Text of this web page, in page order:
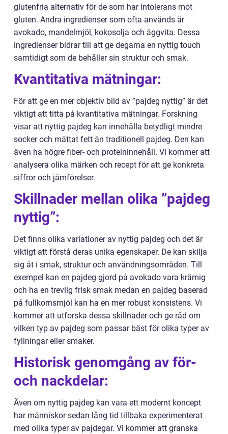
glutenfria alternativ för de som har intolerans mot
gluten. Andra ingredienser som ofta används är
avokado, mandelmjöl, kokosolja och äggvita. Dessa
ingredienser bidrar till att ge degarna en nyttig touch
samtidigt som de behåller sin struktur och smak.
Kvantitativa mätningar:
För att ge en mer objektiv bild av ”pajdeg nyttig” är det
viktigt att titta på kvantitativa mätningar. Forskning
visar att nyttig pajdeg kan innehålla betydligt mindre
socker och mättat fett än traditionell pajdeg. Den kan
även ha högre fiber- och proteininnehåll. Vi kommer att
analysera olika märken och recept för att ge konkreta
siffror och jämförelser.
Skillnader mellan olika ”pajdeg
nyttig”:
Det finns olika variationer av nyttig pajdeg och det är
viktigt att förstå deras unika egenskaper. De kan skilja
sig åt i smak, struktur och användningsområden. Till
exempel kan en pajdeg gjord på avokado vara krämig
och ha en trevlig frisk smak medan en pajdeg baserad
på fullkornsmjöl kan ha en mer robust konsistens. Vi
kommer att utforska dessa skillnader och ge råd om
vilken typ av pajdeg som passar bäst för olika typer av
fyllningar eller smaker.
Historisk genomgång av för-
och nackdelar:
Även om nyttig pajdeg kan vara ett modernt koncept
har människor sedan lång tid tillbaka experimenterat
med olika typer av pajdegar. Vi kommer att granska